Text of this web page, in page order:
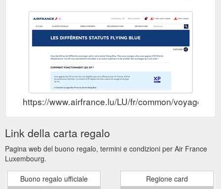
https://www.airfrance.lu/LU/fr/common/
Link della carta regalo
Pagina web del buono regalo, termini e condizioni per Air France
Luxembourg.
Buono regalo ufficiale Regione card